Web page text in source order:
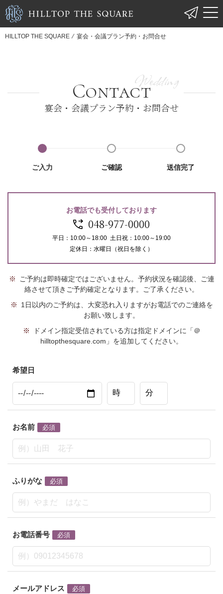
HILLTOP THE SQUARE ⁄ 宴会・会議プラン予約・お問合せ
Contact
宴会・会議プラン予約・お問合せ
ご入力 ご確認 送信完了
お電話でも受付しております
048-977-0000
平日：10:00～18:00 土日祝：10:00～19:00
定休日：水曜日（祝日を除く）
ご予約は即時確定ではございません。予約状況を確認後、ご連
絡させて頂きご予約確定となります。ご了承ください。
1日以内のご予約は、大変恐れ入りますがお電話でのご連絡を
お願い致します。
ドメイン指定受信されている方は指定ドメインに「＠
hilltopthesquare.com」を追加してください。
希望日
お名前 必須
ふりがな 必須
お電話番号 必須
メールアドレス 必須